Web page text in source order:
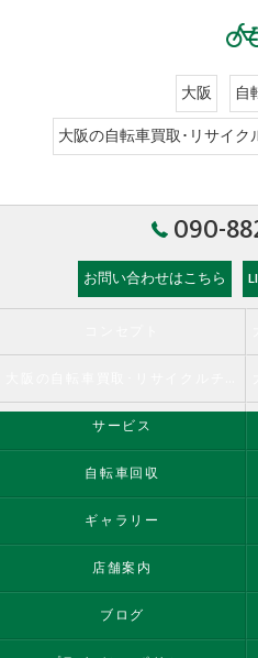
大阪
自
大阪の自転車買取･リサイ
090-
お問い合わせはこちら
サービス
自転車回収
ギャラリー
店舗案内
ブログ